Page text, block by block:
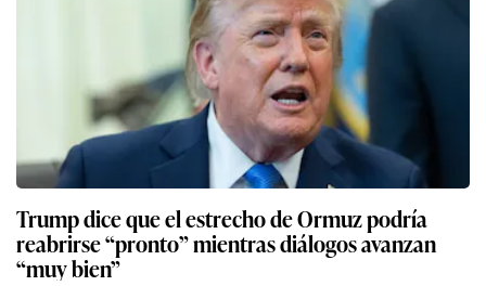
Trump dice que el estrecho de Ormuz podría
reabrirse “pronto” mientras diálogos avanzan
“muy bien”